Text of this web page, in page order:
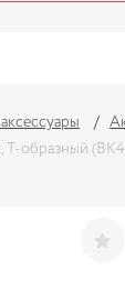
Т-образный